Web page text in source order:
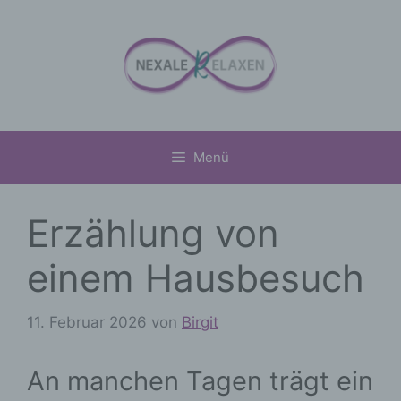
Menü
Erzählung von
einem Hausbesuch
11. Februar 2026 von Birgit
An manchen Tagen trägt ein